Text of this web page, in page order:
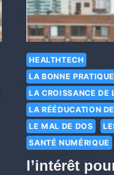
HEALTHTECH
LA BONNE
LA CROISSANCE DE
LA RÉÉDUCATION
LE MAL DE DOS
SANTÉ NUMÉRIQUE
l’intérêt